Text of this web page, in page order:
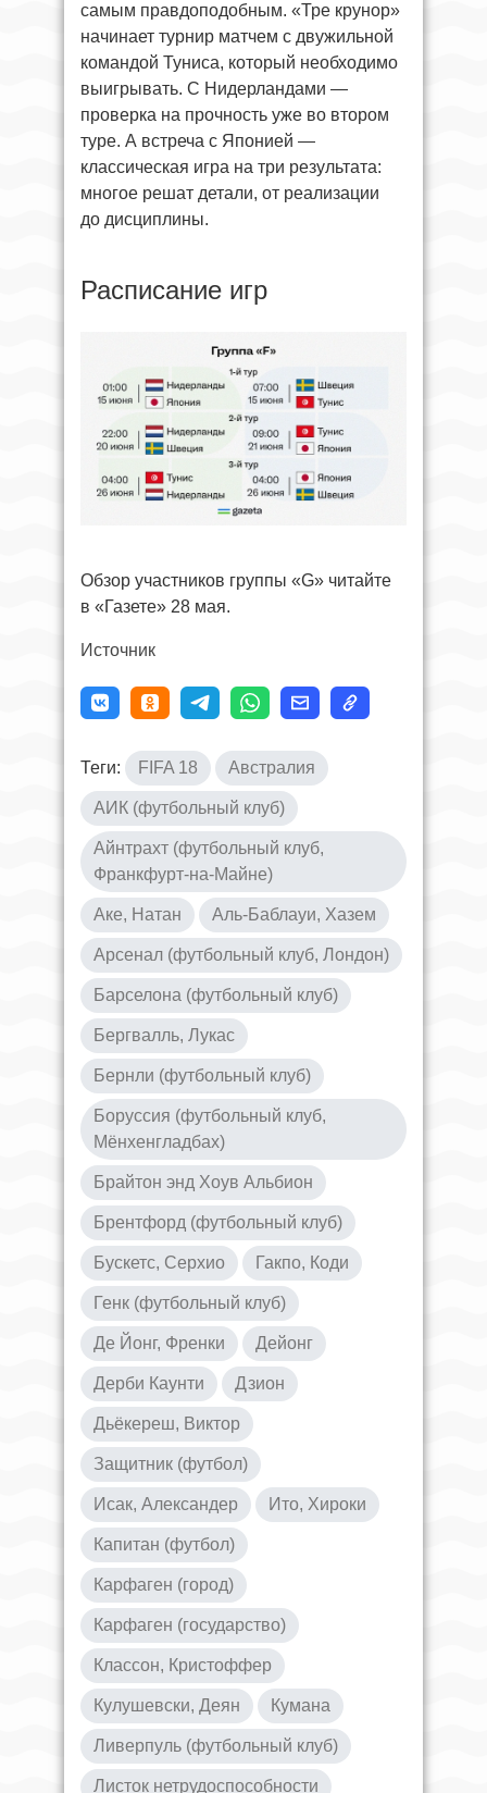
самым правдоподобным. «Тре крунор»
начинает турнир матчем с двужильной
командой Туниса, который необходимо
выигрывать. С Нидерландами —
проверка на прочность уже во втором
туре. А встреча с Японией —
классическая игра на три результата:
многое решат детали, от реализации
до дисциплины.
Расписание игр
Обзор участников группы «G» читайте
в «Газете» 28 мая.
Источник
Теги: FIFA 18 Австралия
АИК (футбольный клуб)
Айнтрахт (футбольный клуб,
Франкфурт-на-Майне)
Аке, Натан Аль-Баблауи, Хазем
Арсенал (футбольный клуб, Лондон)
Барселона (футбольный клуб)
Бергвалль, Лукас
Бернли (футбольный клуб)
Боруссия (футбольный клуб,
Мёнхенгладбах)
Брайтон энд Хоув Альбион
Брентфорд (футбольный клуб)
Бускетс, Серхио Гакпо, Коди
Генк (футбольный клуб)
Де Йонг, Френки Дейонг
Дерби Каунти Дзион
Дьёкереш, Виктор
Защитник (футбол)
Исак, Александер Ито, Хироки
Капитан (футбол)
Карфаген (город)
Карфаген (государство)
Классон, Кристоффер
Кулушевски, Деян Кумана
Ливерпуль (футбольный клуб)
Листок нетрудоспособности